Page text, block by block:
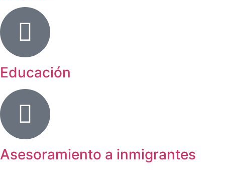
Educación
Asesoramiento a inmigrantes